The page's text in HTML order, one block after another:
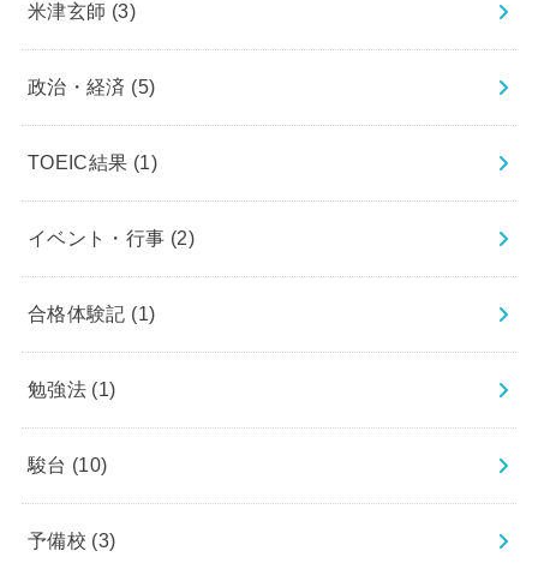
米津玄師 (3)
政治・経済 (5)
TOEIC結果 (1)
イベント・行事 (2)
合格体験記 (1)
勉強法 (1)
駿台 (10)
予備校 (3)